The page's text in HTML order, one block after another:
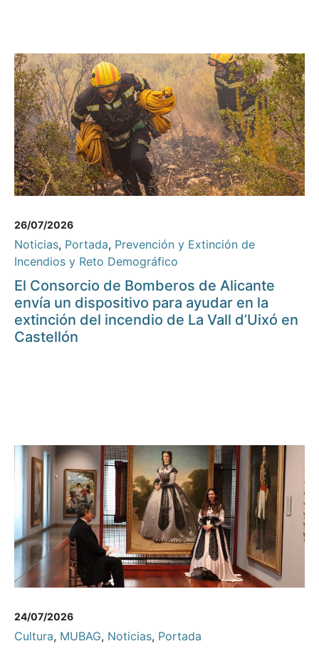
26/07/2026
Noticias, Portada, Prevención y Extinción de
Incendios y Reto Demográfico
El Consorcio de Bomberos de Alicante
envía un dispositivo para ayudar en la
extinción del incendio de La Vall d’Uixó en
Castellón
24/07/2026
Cultura, MUBAG, Noticias, Portada